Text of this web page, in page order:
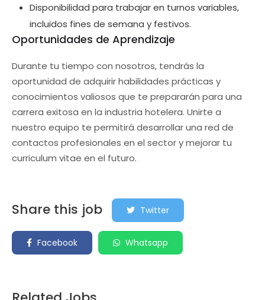
Disponibilidad para trabajar en turnos variables,
incluidos fines de semana y festivos.
Oportunidades de Aprendizaje
Durante tu tiempo con nosotros, tendrás la
oportunidad de adquirir habilidades prácticas y
conocimientos valiosos que te prepararán para una
carrera exitosa en la industria hotelera. Unirte a
nuestro equipo te permitirá desarrollar una red de
contactos profesionales en el sector y mejorar tu
curriculum vitae en el futuro.
Share this job Twitter
Facebook Whatsapp